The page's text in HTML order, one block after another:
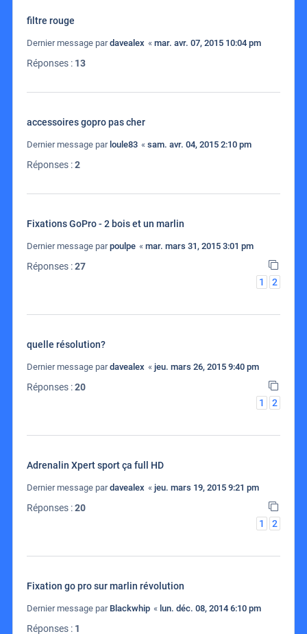
filtre rouge
Dernier message pardavealex « mar. avr. 07, 2015 10:04 pm
Réponses : 13
accessoires gopro pas cher
Dernier message parloule83 « sam. avr. 04, 2015 2:10 pm
Réponses :2
Fixations GoPro - 2 bois et un marlin
Dernier message parpoulpe « mar. mars 31, 2015 3:01 pm
Réponses :27
1
2
quelle résolution?
Dernier message pardavealex « jeu. mars 26, 2015 9:40 pm
Réponses :20
1
2
Adrenalin Xpert sport ça full HD
Dernier message pardavealex « jeu. mars 19, 2015 9:21 pm
Réponses :20
1
2
Fixation go pro sur marlin révolution
Dernier message par Blackwhip « lun. déc. 08, 2014 6:10 pm
Réponses : 1